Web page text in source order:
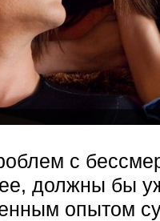
с
должны бы
опытом